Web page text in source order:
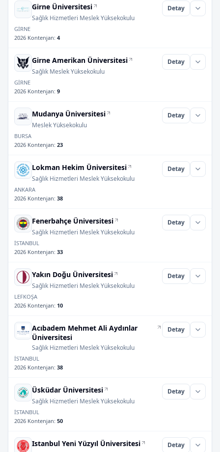
Girne Üniversitesi
Sağlık Hizmetleri Meslek Yüksekokulu
Detay
GİRNE
2026 Kontenjan: 4
Girne Amerikan Üniversitesi
Sağlık Meslek Yüksekokulu
Detay
GİRNE
2026 Kontenjan: 9
Mudanya Üniversitesi
Meslek Yüksekokulu
Detay
BURSA
2026 Kontenjan: 23
Lokman Hekim Üniversitesi
Sağlık Hizmetleri Meslek Yüksekokulu
Detay
ANKARA
2026 Kontenjan: 38
Fenerbahçe Üniversitesi
Sağlık Hizmetleri Meslek Yüksekokulu
Detay
İSTANBUL
2026 Kontenjan: 33
Yakın Doğu Üniversitesi
Sağlık Hizmetleri Meslek Yüksekokulu
Detay
LEFKOŞA
2026 Kontenjan: 10
Acıbadem Mehmet Ali Aydınlar
Üniversitesi
Sağlık Hizmetleri Meslek Yüksekokulu
Detay
İSTANBUL
2026 Kontenjan: 38
Üsküdar Üniversitesi
Sağlık Hizmetleri Meslek Yüksekokulu
Detay
İSTANBUL
2026 Kontenjan: 50
Istanbul Yeni Yüzyıl Üniversitesi Detay